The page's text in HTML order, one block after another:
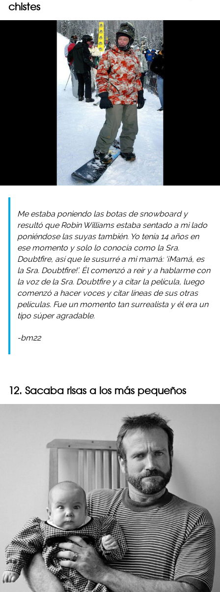
chistes
Me estaba poniendo las botas de snowboard y
resultó que Robin Williams estaba sentado a mi lado
poniéndose las suyas también. Yo tenía 14 años en
ese momento y solo lo conocía como la Sra.
Doubtfire, así que le susurré a mi mamá: ‘¡Mamá, es
la Sra. Doubtfire!’. Él comenzó a reír y a hablarme con
la voz de la Sra. Doubtfire y a citar la película, luego
comenzó a hacer voces y citar líneas de sus otras
películas. Fue un momento tan surrealista y él era un
tipo súper agradable.
-bm22
12. Sacaba risas a los más pequeños